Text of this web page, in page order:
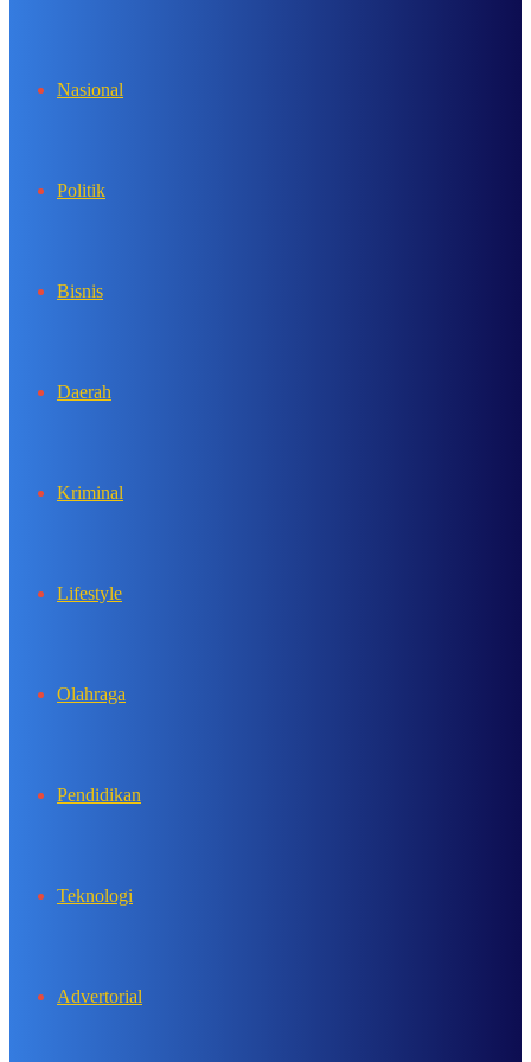
Nasional
Politik
Bisnis
Daerah
Kriminal
Lifestyle
Olahraga
Pendidikan
Teknologi
Advertorial